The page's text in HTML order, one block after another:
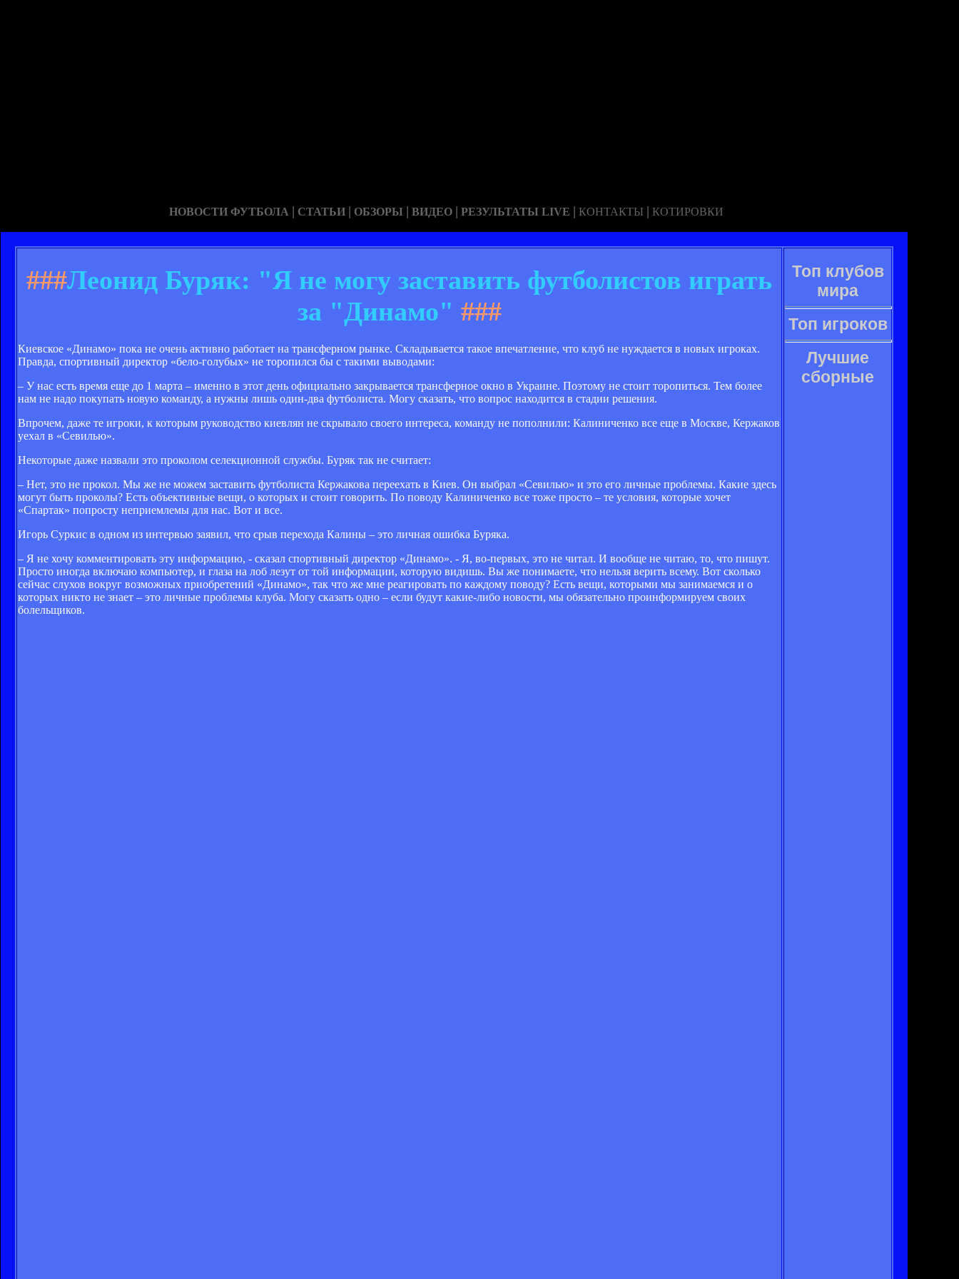
НОВОСТИ ФУТБОЛА | СТАТЬИ | ОБЗОРЫ | ВИДЕО | РЕЗУЛЬТАТЫ LIVE | КОНТАКТЫ | КОТИРОВКИ
###Леонид Буряк: "Я не могу заставить футболистов играть
за "Динамо" ###
Киевское «Динамо» пока не очень активно работает на трансферном рынке. Складывается такое впечатление, что клуб не нуждается в новых игроках.
Правда, спортивный директор «бело-голубых» не торопился бы с такими выводами:
– У нас есть время еще до 1 марта – именно в этот день официально закрывается трансферное окно в Украине. Поэтому не стоит торопиться. Тем более
нам не надо покупать новую команду, а нужны лишь один-два футболиста. Могу сказать, что вопрос находится в стадии решения.
Впрочем, даже те игроки, к которым руководство киевлян не скрывало своего интереса, команду не пополнили: Калиниченко все еще в Москве, Кержаков
уехал в «Севилью».
Некоторые даже назвали это проколом селекционной службы. Буряк так не считает:
– Нет, это не прокол. Мы же не можем заставить футболиста Кержакова переехать в Киев. Он выбрал «Севилью» и это его личные проблемы. Какие здесь
могут быть проколы? Есть объективные вещи, о которых и стоит говорить. По поводу Калиниченко все тоже просто – те условия, которые хочет
«Спартак» попросту неприемлемы для нас. Вот и все.
Игорь Суркис в одном из интервью заявил, что срыв перехода Калины – это личная ошибка Буряка.
– Я не хочу комментировать эту информацию, - сказал спортивный директор «Динамо». - Я, во-первых, это не читал. И вообще не читаю, то, что пишут.
Просто иногда включаю компьютер, и глаза на лоб лезут от той информации, которую видишь. Вы же понимаете, что нельзя верить всему. Вот сколько
сейчас слухов вокруг возможных приобретений «Динамо», так что же мне реагировать по каждому поводу? Есть вещи, которыми мы занимаемся и о
которых никто не знает – это личные проблемы клуба. Могу сказать одно – если будут какие-либо новости, мы обязательно проинформируем своих
болельщиков.
Топ клубов
мира
Топ игроков
Лучшие
сборные